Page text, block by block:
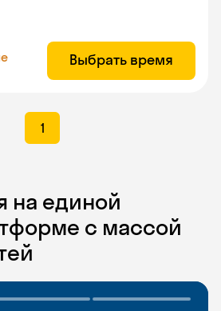
Выбрать время
1
на единой
с массой